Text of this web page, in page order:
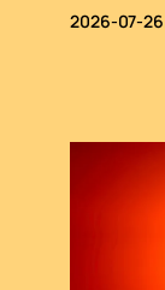
2026-07-26